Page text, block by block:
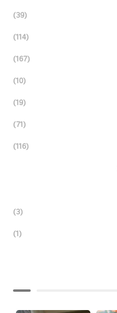
(39)
(114)
(167)
(10)
(19)
(71)
(116)
(3)
(1)